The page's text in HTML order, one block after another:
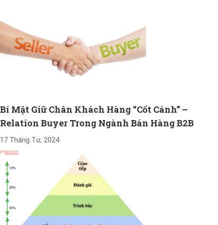
Bí Mật Giữ Chân Khách Hàng “Cốt Cánh” –
Relation Buyer Trong Ngành Bán Hàng B2B
17 Tháng Tư, 2024